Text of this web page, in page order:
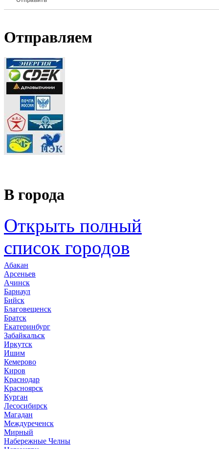
Отправляем
В города
Открыть полный
список городов
Абакан
Арсеньев
Ачинск
Барнаул
Бийск
Благовещенск
Братск
Екатеринбург
Забайкальск
Иркутск
Ишим
Кемерово
Киров
Краснодар
Красноярск
Курган
Лесосибирск
Магадан
Междуреченск
Мирный
Набережные Челны